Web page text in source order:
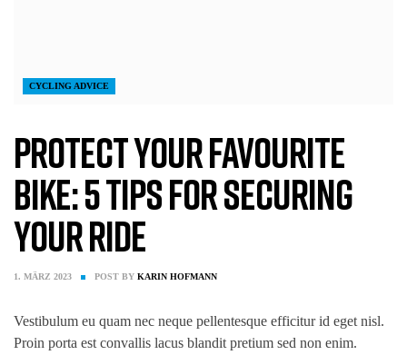
CYCLING ADVICE
Protect Your favourite
bike: 5 Tips for Securing
Your Ride
1. MÄRZ 2023 POST BY KARIN HOFMANN
Vestibulum eu quam nec neque pellentesque efficitur id eget nisl.
Proin porta est convallis lacus blandit pretium sed non enim.